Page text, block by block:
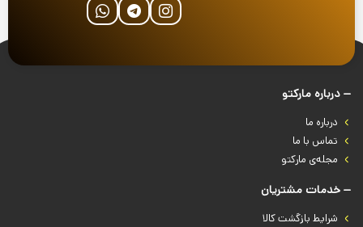
درباره‌ مارکتو
درباره‌ ما
تماس با ما
مجله‌ی مارکتو
خدمات مشتریان
شرایط بازگشت کالا